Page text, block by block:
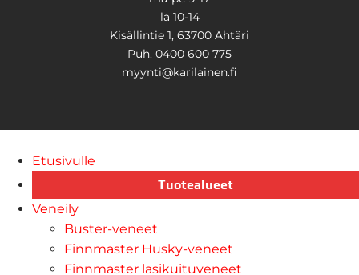
la 10-14
Kisällintie 1, 63700 Ähtäri
Puh. 0400 600 775
myynti@karilainen.fi
Etusivulle
Tuotealueet
Veneily
Buster-veneet
Finnmaster Husky-veneet
Finnmaster lasikuituveneet